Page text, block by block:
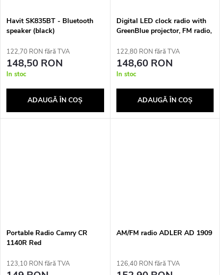
Havit SK835BT - Bluetooth
speaker (black)
122,70 RON fără TVA
148,50 RON
In stoc
ADAUGĂ ÎN COŞ
Digital LED clock radio with
GreenBlue projector, FM radio,
USB power supply + CR2032,
GB172
122,80 RON fără TVA
148,60 RON
In stoc
ADAUGĂ ÎN COŞ
Portable Radio Camry CR
1140R Red
123,10 RON fără TVA
AM/FM radio ADLER AD 1909
126,40 RON fără TVA